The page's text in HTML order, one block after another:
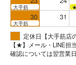
大手筋 ★
30 31
大手筋
定休日【
【★】メール・LINE担
確認については翌営業